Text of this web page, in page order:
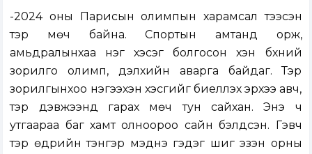
-2024 оны Парисын олимпын харамсал тээсэн
тэр мөч байна. Спортын амтанд орж,
амьдралынхаа нэг хэсэг болгосон хэн бүхний
зорилго олимп, дэлхийн аварга байдаг. Тэр
зорилгынхоо нэгээхэн хэсгийг биелүүлэх эрхээ авч,
тэр дэвжээнд гарах мөч тун сайхан. Энэ ч
утгаараа баг хамт олноороо сайн бэлдсэн. Гэвч
тэр өдрийн тэнгэр мэднэ гэдэг шиг эзэн орны